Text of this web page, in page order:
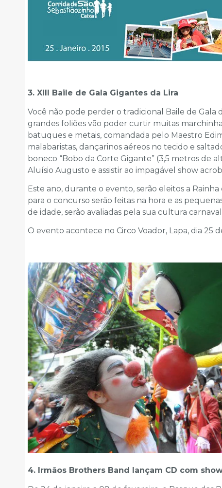
3. XIII Baile de Gala Gigantes da Lira
Você não pode perder o tradicional Baile de Gala
grandes foliões vão poder curtir muitas
batuques e metais, comandada pelo Maestro
malabaristas, dançarinos aéreos no tecido e
boneco “Bobo da Corte Gigante” (3,5 metros de
Aluísio Augusto e assistir ao impagável show
Este ano, durante o evento, serão eleitos a
para o concurso serão feitas na hora e as
de idade, serão avaliadas pela sua cultura
O evento acontece no Circo Voador, Lapa, dia 25
4. Irmãos Brothers Band lançam CD com